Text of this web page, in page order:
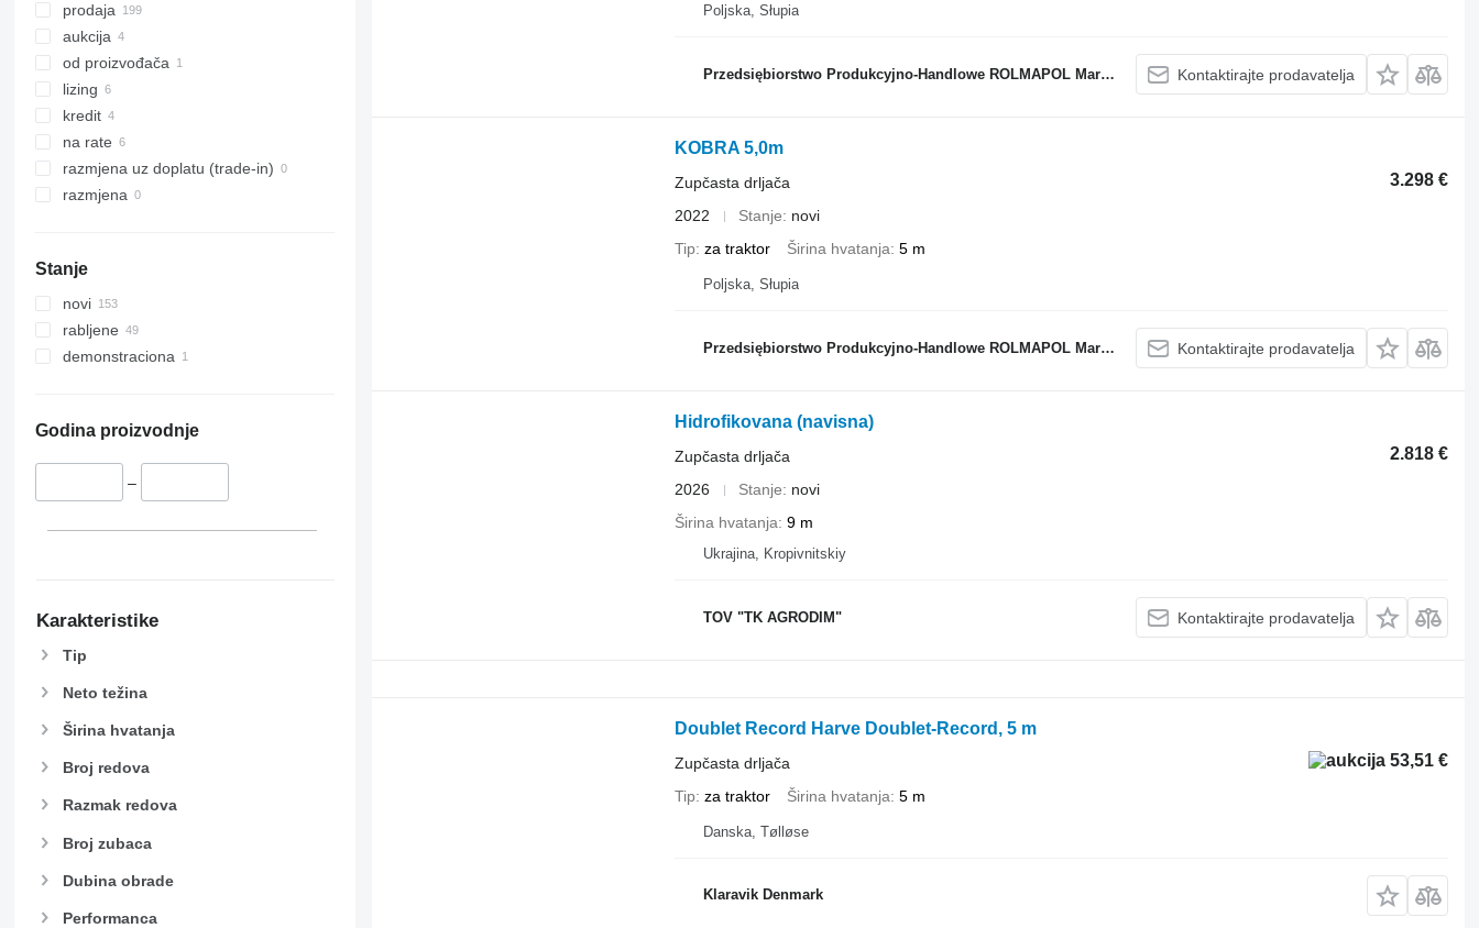
prodaja
aukcija
od proizvođača
lizing
kredit
na rate
razmjena uz doplatu (trade-in)
razmjena
Stanje
novi
rabljene
demonstraciona
Godina proizvodnje
–
Karakteristike
Tip
Neto težina
Širina hvatanja
Broj redova
Razmak redova
Broj zubaca
Dubina obrade
Performanca
Poljska, Słupia
Przedsiębiorstwo Produkcyjno-Handlowe ROLMAPOL Marcin Dziekan Kontaktirajte prodavatelja
KOBRA 5,0m
3.298 €
Zupčasta drljača
2022
Stanje
novi
Tip za traktor Širina hvatanja 5 m
Poljska, Słupia
Przedsiębiorstwo Produkcyjno-Handlowe ROLMAPOL Marcin Dziekan Kontaktirajte prodavatelja
Hidrofikovana (navisna)
2.818 €
Zupčasta drljača
2026
Stanje
novi
Širina hvatanja 9 m
Ukrajina, Kropivnitskiy
TOV "TK AGRODIM" Kontaktirajte prodavatelja
Doublet Record Harve Doublet-Record, 5 m
53,51 €
Zupčasta drljača
Tip za traktor Širina hvatanja 5 m
Danska, Tølløse
Klaravik Denmark